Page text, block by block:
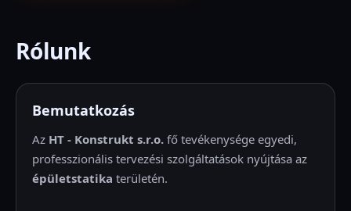
Rólunk
Bemutatkozás
Az HT - Konstrukt s.r.o. fő tevékenysége egyedi,
professzionális tervezési szolgáltatások nyújtása az
épületstatika területén.